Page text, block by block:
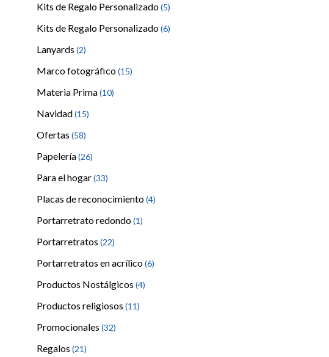
Kits de Regalo Personalizado(5)
Kits de Regalo Personalizado(6)
Lanyards (2)
Marco fotográfico(15)
Materia Prima(10)
Navidad(15)
Ofertas (58)
Papelería(26)
Para el hogar(33)
Placas de reconocimiento(4)
Portarretrato redondo(1)
Portarretratos (22)
Portarretratos en acrílico(6)
Productos Nostálgicos (4)
Productos religiosos (11)
Promocionales (32)
Regalos (21)